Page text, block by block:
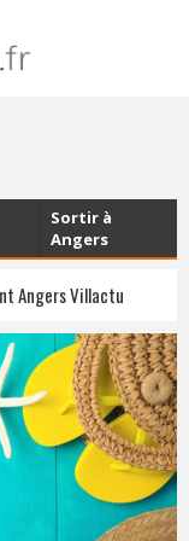
vendredi dans
Angers Villactu
Sortir à
Angers